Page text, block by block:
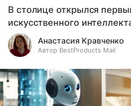
В столице открылся
искусственного
Анастасия Кравченко
Автор BestProducts Mail